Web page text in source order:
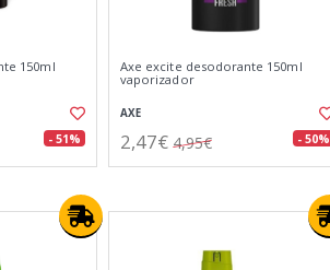
150ml
- 51%
Axe excite desodorante 150ml
vaporizador
AXE
2,47€ 4,95€ - 50%